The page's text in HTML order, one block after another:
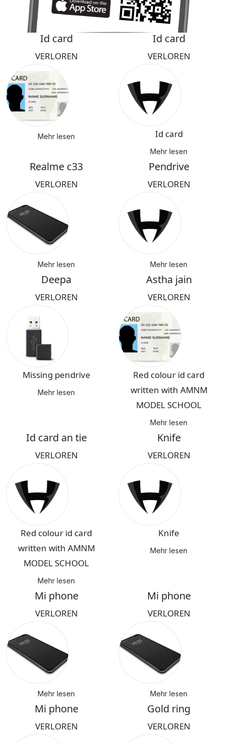
Id card
VERLOREN
Mehr lesen
Id card
VERLOREN
Id card
Mehr lesen
Realme c33
VERLOREN
Mehr lesen
Pendrive
VERLOREN
Mehr lesen
Deepa
VERLOREN
Missing pendrive
Mehr lesen
Astha jain
VERLOREN
Red colour id card
written with AMNM
MODEL SCHOOL
Mehr lesen
Id card an tie
VERLOREN
Red colour id card
written with AMNM
MODEL SCHOOL
Mehr lesen
Knife
VERLOREN
Knife
Mehr lesen
Mi phone
VERLOREN
Mehr lesen
Mi phone
VERLOREN
Mehr lesen
Mi phone
VERLOREN
Gold ring
VERLOREN